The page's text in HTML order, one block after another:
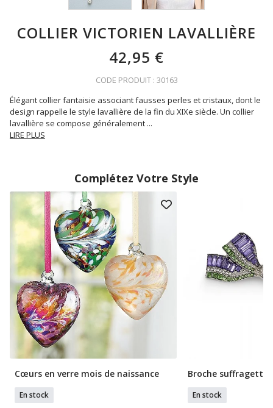
COLLIER VICTORIEN LAVALLIÈRE
42,95 €
CODE PRODUIT : 30163
Élégant collier fantaisie associant fausses perles et cristaux, dont le
design rappelle le style lavallière de la fin du XIXe siècle. Un collier
lavallière se compose généralement ...
LIRE PLUS
Complétez Votre Style
Cœurs en verre mois de naissance
En stock
Broche suffragette
En stock